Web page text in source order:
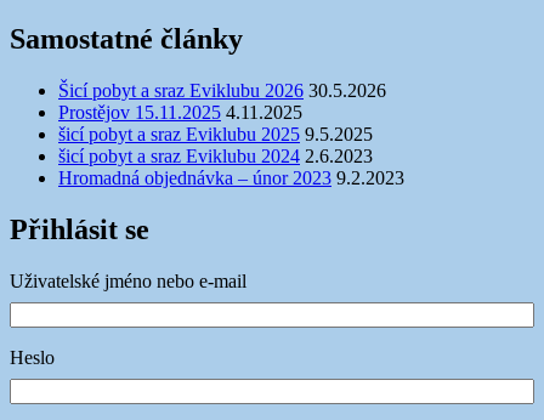
Samostatné články
Šicí pobyt a sraz Eviklubu 2026 30.5.2026
Prostějov 15.11.2025 4.11.2025
šicí pobyt a sraz Eviklubu 2025 9.5.2025
šicí pobyt a sraz Eviklubu 2024 2.6.2023
Hromadná objednávka – únor 2023 9.2.2023
Přihlásit se
Uživatelské jméno nebo e-mail
Heslo